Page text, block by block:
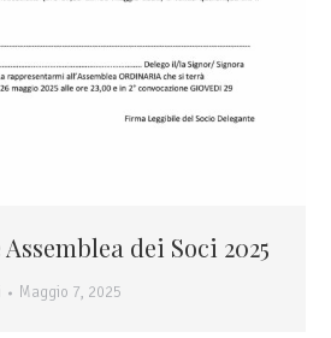
dei Soci 2025
Maggio 7, 2025